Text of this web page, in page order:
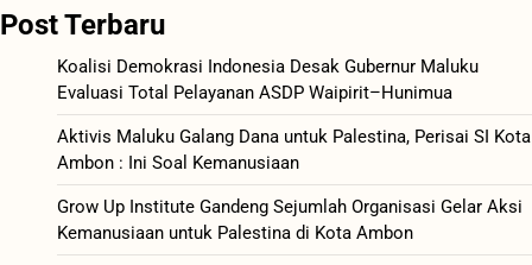
Post Terbaru
Koalisi Demokrasi Indonesia Desak Gubernur Maluku
Evaluasi Total Pelayanan ASDP Waipirit–Hunimua
Aktivis Maluku Galang Dana untuk Palestina, Perisai SI Kota
Ambon : Ini Soal Kemanusiaan
Grow Up Institute Gandeng Sejumlah Organisasi Gelar Aksi
Kemanusiaan untuk Palestina di Kota Ambon